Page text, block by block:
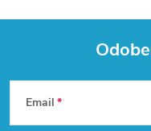
Z Email